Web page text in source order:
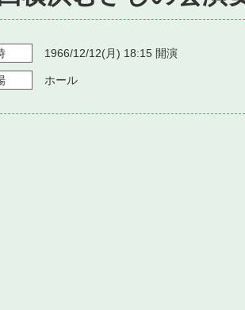
1966/12/12(月) 18:15 開演
ホール